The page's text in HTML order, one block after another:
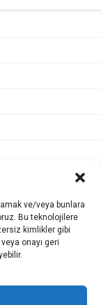
ve/veya bunlara
Bu teknolojilere
kimlikler gibi
onayı geri